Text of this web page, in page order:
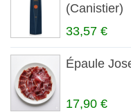
(Canistier)
33,57 €
Épaule
17,90 €